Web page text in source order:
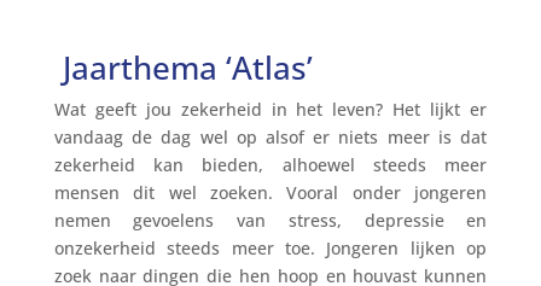
Jaarthema ‘Atlas’
Wat geeft jou zekerheid in het leven? Het lijkt er
vandaag de dag wel op alsof er niets meer is dat
zekerheid kan bieden, alhoewel steeds meer
mensen dit wel zoeken. Vooral onder jongeren
nemen gevoelens van stress, depressie en
onzekerheid steeds meer toe. Jongeren lijken op
zoek naar dingen die hen hoop en houvast kunnen